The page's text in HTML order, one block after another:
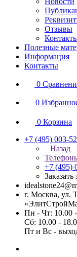
Отзывы
Полезные
Информация
Контакты
0
0
0 Корзина
+7 (495) 003-
Назад
+7 (495)
Заказать
г. Москва, ул.
Пн - Чт: 10.00
Сб: 10.00 -
Пт и Вс -